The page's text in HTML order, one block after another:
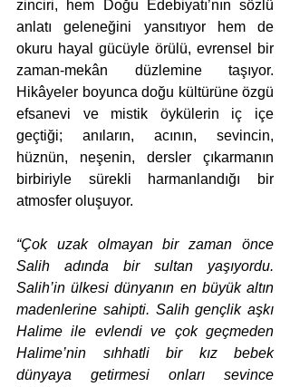
zinciri, hem Doğu Edebiyatı’nın sözlü
anlatı geleneğini yansıtıyor hem de
okuru hayal gücüyle örülü, evrensel bir
zaman-mekân düzlemine taşıyor.
Hikâyeler boyunca doğu kültürüne özgü
efsanevi ve mistik öykülerin iç içe
geçtiği; anıların, acının, sevincin,
hüznün, neşenin, dersler çıkarmanın
birbiriyle sürekli harmanlandığı bir
atmosfer oluşuyor.
“Çok uzak olmayan bir zaman önce
Salih adında bir sultan yaşıyordu.
Salih’in ülkesi dünyanın en büyük altın
madenlerine sahipti. Salih gençlik aşkı
Halime ile evlendi ve çok geçmeden
Halime’nin sıhhatli bir kız bebek
dünyaya getirmesi onları sevince